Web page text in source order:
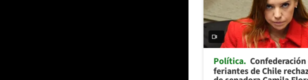
Política Confederación
feriantes de Chile